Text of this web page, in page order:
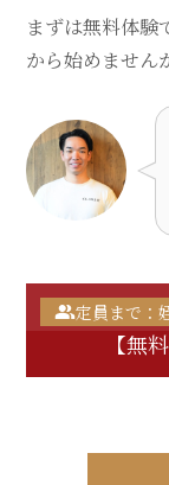
まずは無料体験
から始めません
定員まで：
【無